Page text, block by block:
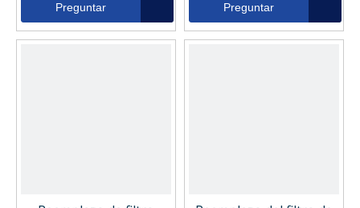
Preguntar Preguntar